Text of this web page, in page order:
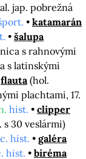
jap. pobrežná
katamarán
šalupa
s rahnovými
s latinskými
flauta (hol.
plachtami, 17.
hist.
clipper
s 30 veslármi)
hist.
galéra
hist. biréma